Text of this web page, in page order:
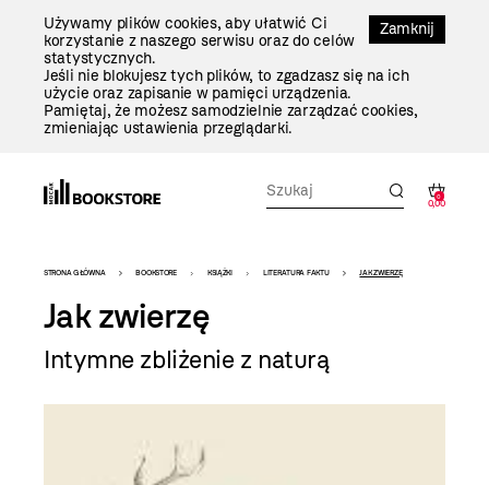
Zamknij
Używamy plików cookies, aby ułatwić Ci
korzystanie z naszego serwisu oraz do celów
statystycznych.
Jeśli nie blokujesz tych plików, to zgadzasz się na ich
użycie oraz zapisanie w pamięci urządzenia.
Pamiętaj, że możesz samodzielnie zarządzać cookies,
zmieniając ustawienia przeglądarki.
0
0,00
Bookstore
-
szablon
szczegóły
STRONA GŁÓWNA BOOKSTORE KSIĄŻKI LITERATURA FAKTU JAK ZWIERZĘ
Jak zwierzę
Intymne zbliżenie z naturą